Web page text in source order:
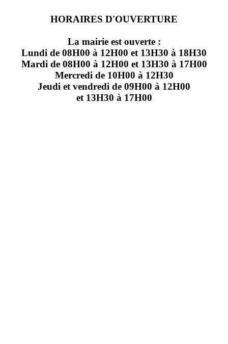
HORAIRES D'OUVERTURE
La mairie est ouverte :
Lundi de 08H00 à 12H00 et 13H30 à 18H30
Mardi de 08H00 à 12H00 et 13H30 à 17H00
Mercredi de 10H00 à 12H30
Jeudi et vendredi de 09H00 à 12H00
et 13H30 à 17H00